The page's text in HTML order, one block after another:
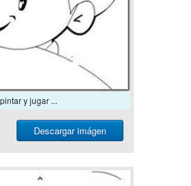
y jugar ...
Descargar imágen